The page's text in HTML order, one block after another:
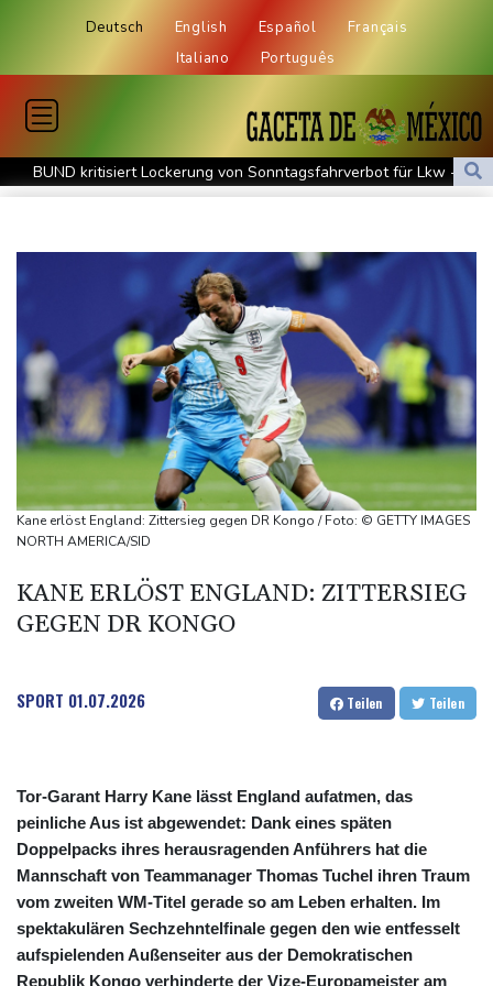
Deutsch English Español
Français
Italiano
Português
BUND kritisiert Lockerung von Sonntagsfahrverbot für Lkw - BDI
begrüßt es
gegen Drogengewalt an
BUND kritisiert Lockerung von Sonn- und Feiertagsfahrverbot für
Trump spricht nach Ballsaal-Urteil von "nationaler Schande"
Abholzung im Amazonas auf niedrigstem Stand seit einem
Jahrzehnt
Frei: Über Beteiligung an AfD-Regierung entscheidet nicht CDU
in Sachsen-Anhalt
US-Senat stimmt für umfassendes Sanktionspaket gegen
Russland
Übergangslösungen
Ceuta-Andrang: EU fordert von Meta und Tiktok Vorgehen gegen
Rechter Hardliner De la Espriella als Kolumbiens Präsident
Kane erlöst England: Zittersieg gegen DR Kongo / Foto: © GETTY IMAGES
NORTH AMERICA/SID
KANE ERLÖST ENGLAND: ZITTERSIEG
GEGEN DR KONGO
SPORT 01.07.2026 Teilen Teilen
Tor-Garant Harry Kane lässt England aufatmen, das
peinliche Aus ist abgewendet: Dank eines späten
Doppelpacks ihres herausragenden Anführers hat die
Mannschaft von Teammanager Thomas Tuchel ihren Traum
vom zweiten WM-Titel gerade so am Leben erhalten. Im
spektakulären Sechzehntelfinale gegen den wie entfesselt
aufspielenden Außenseiter aus der Demokratischen
Republik Kongo verhinderte der Vize-Europameister am